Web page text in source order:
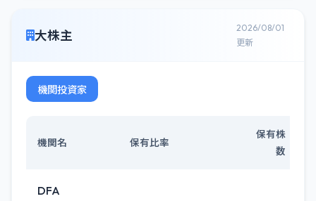
大株主
2026/08/01
更新
機関投資家
機関名 保有比率
保有株
数
DFA